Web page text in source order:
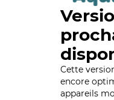
Cette
encore
appareils